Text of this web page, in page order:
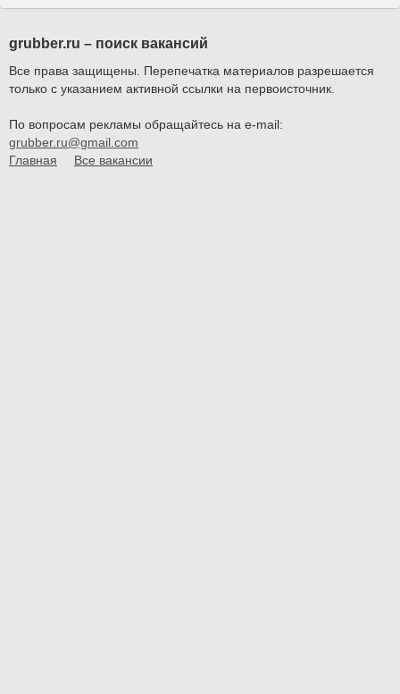
grubber.ru – поиск вакансий
Все права защищены. Перепечатка материалов разрешается
только с указанием активной ссылки на первоисточник.
По вопросам рекламы обращайтесь на e-mail:
grubber.ru@gmail.com
Главная
Все вакансии